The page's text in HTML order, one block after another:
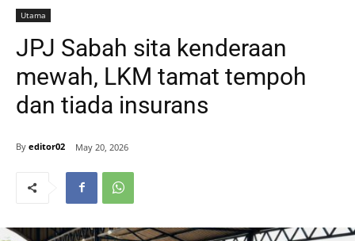
Utama
JPJ Sabah sita kenderaan
mewah, LKM tamat tempoh
dan tiada insurans
By editor02 May 20, 2026